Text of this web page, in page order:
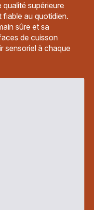
supérieure
fiable au quotidien.
sûre et sa
de cuisson
sensoriel à chaque